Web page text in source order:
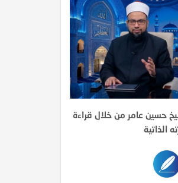
حسين عامر من خلال قراءة
الذاتية